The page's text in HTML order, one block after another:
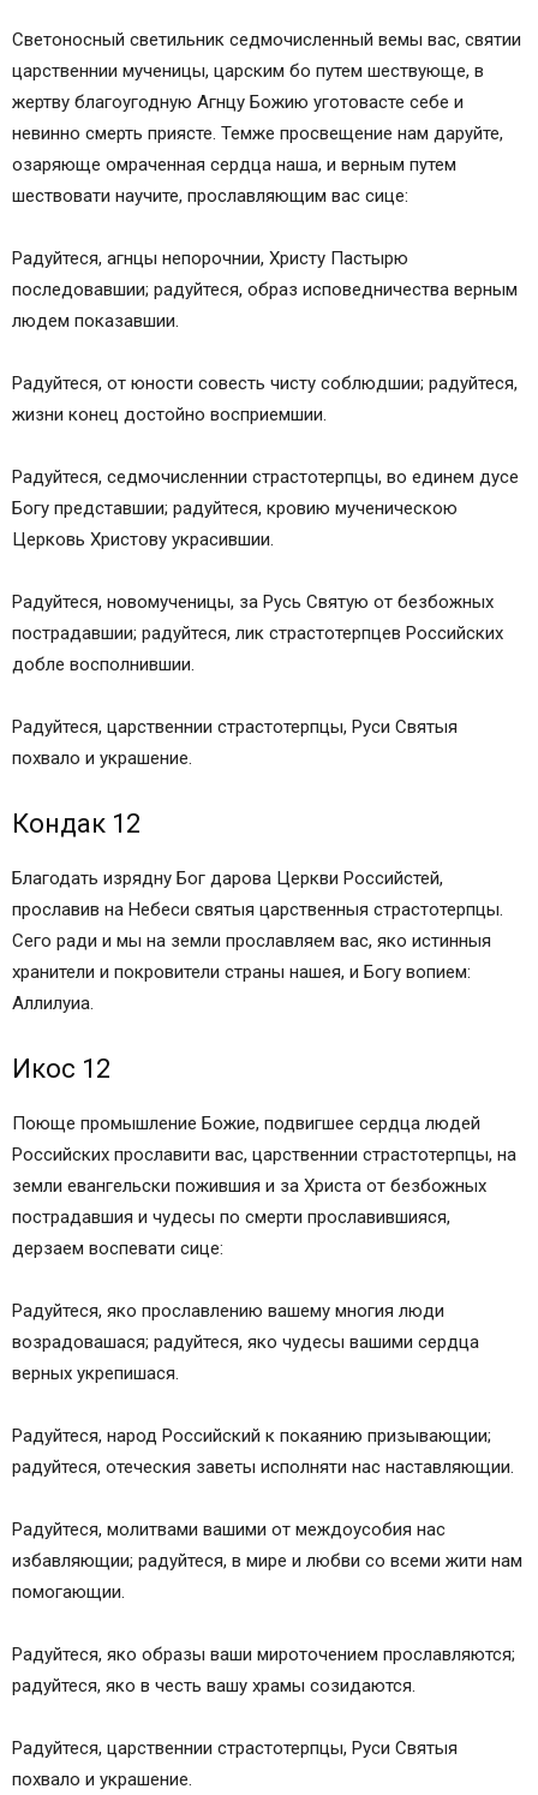
Светоносный светильник седмочисленный вемы вас, святии
царственнии мученицы, царским бо путем шествующе, в
жертву благоугодную Агнцу Божию уготовасте себе и
невинно смерть приясте. Темже просвещение нам даруйте,
озаряюще омраченная сердца наша, и верным путем
шествовати научите, прославляющим вас сице:
Радуйтеся, агнцы непорочнии, Христу Пастырю
последовавшии; радуйтеся, образ исповедничества верным
людем показавшии.
Радуйтеся, от юности совесть чисту соблюдшии; радуйтеся,
жизни конец достойно восприемшии.
Радуйтеся, седмочисленнии страстотерпцы, во единем дусе
Богу представшии; радуйтеся, кровию мученическою
Церковь Христову украсившии.
Радуйтеся, новомученицы, за Русь Святую от безбожных
пострадавшии; радуйтеся, лик страстотерпцев Российских
добле восполнившии.
Радуйтеся, царственнии страстотерпцы, Руси Святыя
похвало и украшение.
Кондак 12
Благодать изрядну Бог дарова Церкви Российстей,
прославив на Небеси святыя царственныя страстотерпцы.
Сего ради и мы на земли прославляем вас, яко истинныя
хранители и покровители страны нашея, и Богу вопием:
Аллилуиа.
Икос 12
Поюще промышление Божие, подвигшее сердца людей
Российских прославити вас, царственнии страстотерпцы, на
земли евангельски пожившия и за Христа от безбожных
пострадавшия и чудесы по смерти прославившияся,
дерзаем воспевати сице:
Радуйтеся, яко прославлению вашему многия люди
возрадовашася; радуйтеся, яко чудесы вашими сердца
верных укрепишася.
Радуйтеся, народ Российский к покаянию призывающии;
радуйтеся, отеческия заветы исполняти нас наставляющии.
Радуйтеся, молитвами вашими от междоусобия нас
избавляющии; радуйтеся, в мире и любви со всеми жити нам
помогающии.
Радуйтеся, яко образы ваши мироточением прославляются;
радуйтеся, яко в честь вашу храмы созидаются.
Радуйтеся, царственнии страстотерпцы, Руси Святыя
похвало и украшение.